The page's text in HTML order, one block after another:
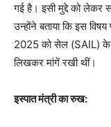
गई है। इसी मुद्दे को लेकर
उन्होंने बताया कि इस
2025 को सेल (SAIL) के
लिखकर मांगें रखी थीं।
इस्पात मंत्री का रुख: